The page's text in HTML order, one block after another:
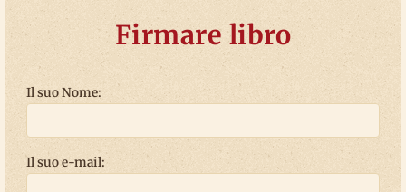
Firmare libro
Il suo Nome:
Il suo e-mail: